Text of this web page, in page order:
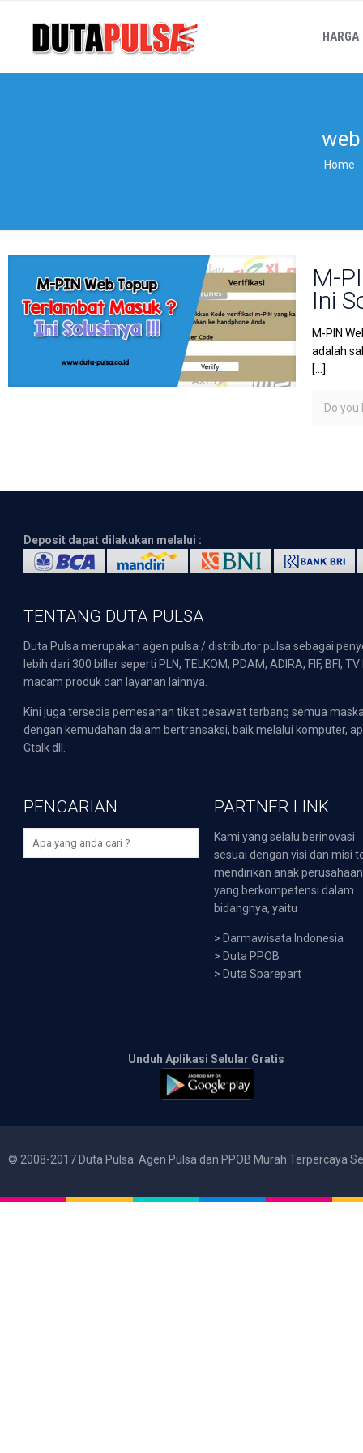
HARGA
Home
M-
Ini
M-PIN
adalah
[…]
Do you
Deposit dapat dilakukan melalui :
TENTANG DUTA PULSA
Duta Pulsa merupakan agen pulsa / distributor pulsa sebagai
lebih dari 300 biller seperti PLN, TELKOM, PDAM, ADIRA, FIF,
macam produk dan layanan lainnya.
Kini juga tersedia pemesanan tiket pesawat terbang semua
dengan kemudahan dalam bertransaksi, baik melalui komputer,
Gtalk dll.
PENCARIAN PARTNER LINK
Kami yang selalu berinovasi
sesuai dengan visi dan misi
mendirikan anak perusahaan
yang berkompetensi dalam
bidangnya, yaitu :
> Darmawisata Indonesia
> Duta PPOB
> Duta Sparepart
Unduh Aplikasi Selular Gratis
© 2008-2017 Duta Pulsa: Agen Pulsa dan PPOB Murah Terpercaya